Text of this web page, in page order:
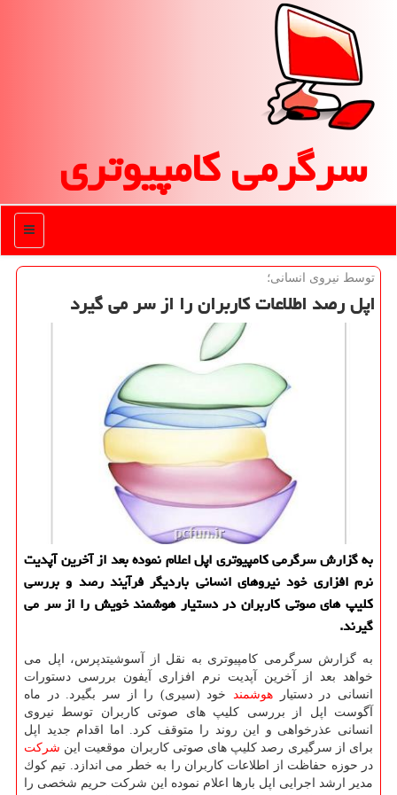
سرگرمی كامپیوتری
منو
توسط نیروی انسانی؛
اپل رصد اطلاعات كاربران را از سر می گیرد
به گزارش سرگرمی كامپیوتری اپل اعلام نموده بعد از آخرین آپدیت
نرم افزاری خود نیروهای انسانی باردیگر فرآیند رصد و بررسی
كلیپ های صوتی كاربران در دستیار هوشمند خویش را از سر می
گیرند.
به گزارش سرگرمی كامپیوتری به نقل از آسوشیتدپرس، اپل می
خواهد بعد از آخرین آپدیت نرم افزاری آیفون بررسی دستورات
انسانی در دستیار هوشمند
خود (سیری) را از سر بگیرد. در ماه
آگوست اپل از بررسی كلیپ های صوتی كاربران توسط نیروی
انسانی عذرخواهی و این روند را متوقف كرد. اما اقدام جدید اپل
برای از سرگیری رصد كلیپ های صوتی كاربران موقعیت این شركت
در حوزه حفاظت از اطلاعات كاربران را به خطر می اندازد. تیم كوك
مدیر ارشد اجرایی اپل بارها اعلام نموده این شركت حریم شخصی را